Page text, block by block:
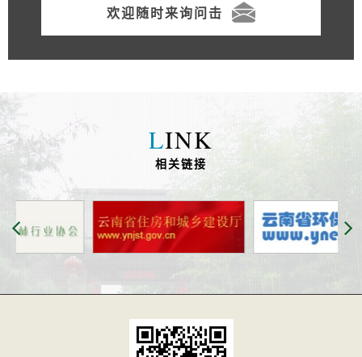
欢迎随时来询问击
LINK
相关链接